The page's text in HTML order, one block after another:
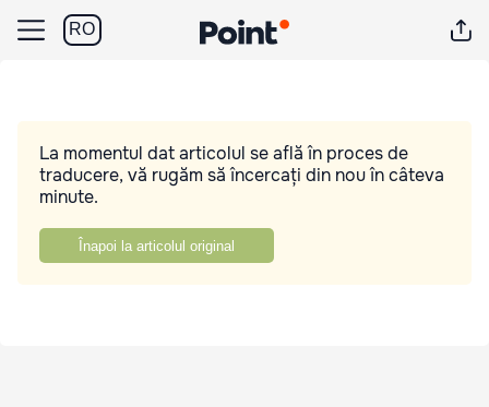
RO
La momentul dat articolul se află în proces de
traducere, vă rugăm să încercați din nou în câteva
minute.
Înapoi la articolul original